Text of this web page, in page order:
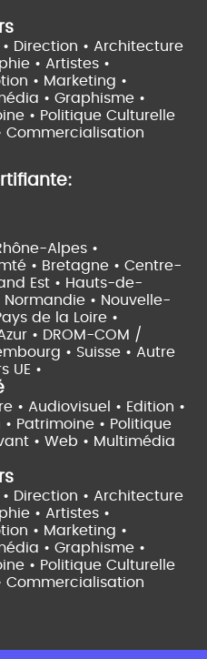
Direction • Architecture
• Artistes •
• Marketing •
• Graphisme •
• Politique Culturelle
Commercialisation
Alpes •
• Bretagne • Centre-
Est • Hauts-de-
Normandie • Nouvelle-
de la Loire •
• DROM-COM /
• Suisse • Autre
UE •
• Audiovisuel • Edition •
• Patrimoine • Politique
• Web • Multimédia
Direction • Architecture
• Artistes •
• Marketing •
• Graphisme •
• Politique Culturelle
Commercialisation